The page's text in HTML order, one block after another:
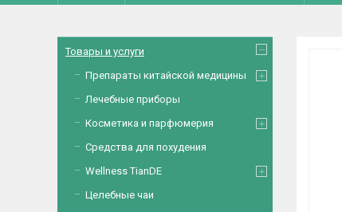
Товары и услуги
Препараты китайской медицины
Лечебные приборы
Косметика и парфюмерия
Средства для похудения
Wellness TianDE
Целебные чаи